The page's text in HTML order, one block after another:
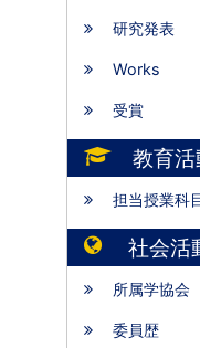
研究発表
Works
受賞
教育活
担当授業科
社会活
所属学協会
委員歴